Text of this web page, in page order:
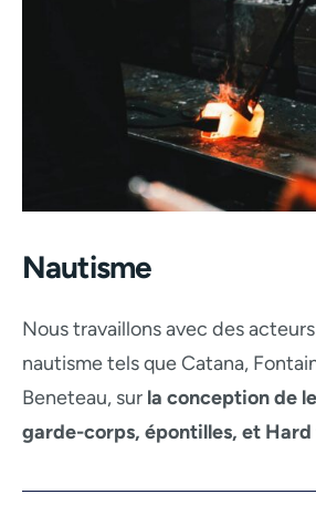
Nautisme
Nous travaillons avec des
nautisme tels que Catana,
Beneteau, sur la conception de
garde-corps, épontilles, et Hard